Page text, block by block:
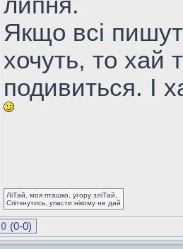
Якщо всі
хочуть, то хай
подивиться. І
ЛіТай, моя пташко, угору зліТай,
Спіткнутись, упасти нікому не дай
0 (0-0)